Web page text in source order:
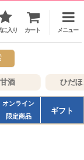
に入り カート メニュー
甘酒 ひだほ
オンライン
限定商品
ギフト